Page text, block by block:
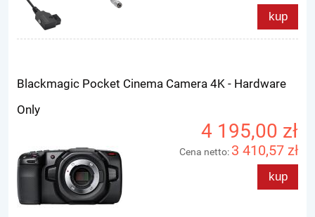
kup
Blackmagic Pocket Cinema Camera 4K - Hardware
Only
4 195,00 zł
Cena netto: 3 410,57 zł
kup